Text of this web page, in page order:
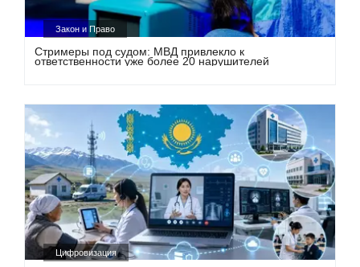
Закон и Право
Стримеры под судом: МВД привлекло к
ответственности уже более 20 нарушителей
Цифровизация